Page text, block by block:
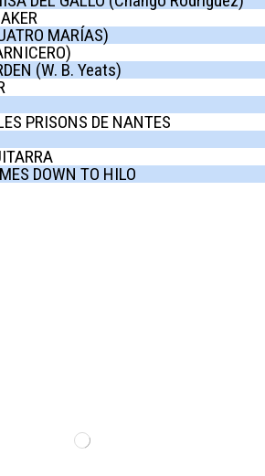
MARÍAS)
(W. B. Yeats)
PRISONS DE NANTES
DOWN TO HILO